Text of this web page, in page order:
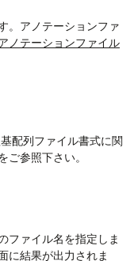
。アノテーションファ
ノテーションファイル
配列ファイル書式に関
ご参照下さい。
ファイル名を指定しま
に結果が出力されま